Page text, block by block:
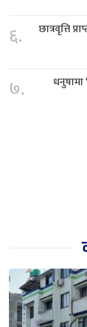
६.
छात्रवृत्ति
७.